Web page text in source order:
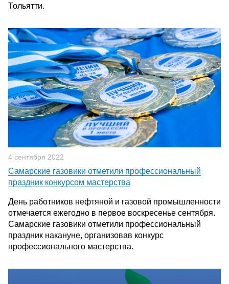
Тольятти.
4 сентября 2022
Самарские газовики отметили профессиональный
праздник конкурсом мастерства
День работников нефтяной и газовой промышленности
отмечается ежегодно в первое воскресенье сентября.
Самарские газовики отметили профессиональный
праздник накануне, организовав конкурс
профессионального мастерства.